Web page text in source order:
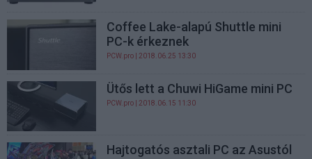
Coffee Lake-alapú Shuttle mini
PC-k érkeznek
PCW.pro | 2018.06.25 13:30
Ütős lett a Chuwi HiGame mini PC
PCW.pro | 2018.06.15 11:30
Hajtogatós asztali PC az Asustól